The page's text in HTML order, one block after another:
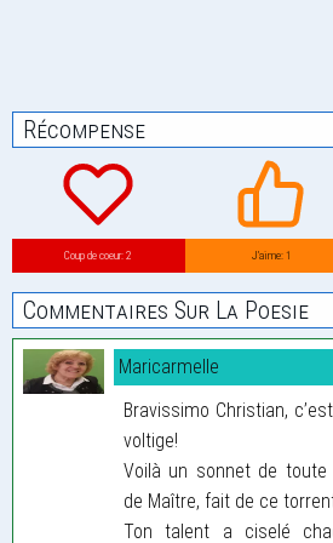
Récompense
Coup de coeur: 2 J’aime: 1
Commentaires Sur La Poesie
Maricarmelle
Bravissimo Christian,
voltige!
Voilà un sonnet de toute
de Maître, fait de ce
Ton talent a ciselé